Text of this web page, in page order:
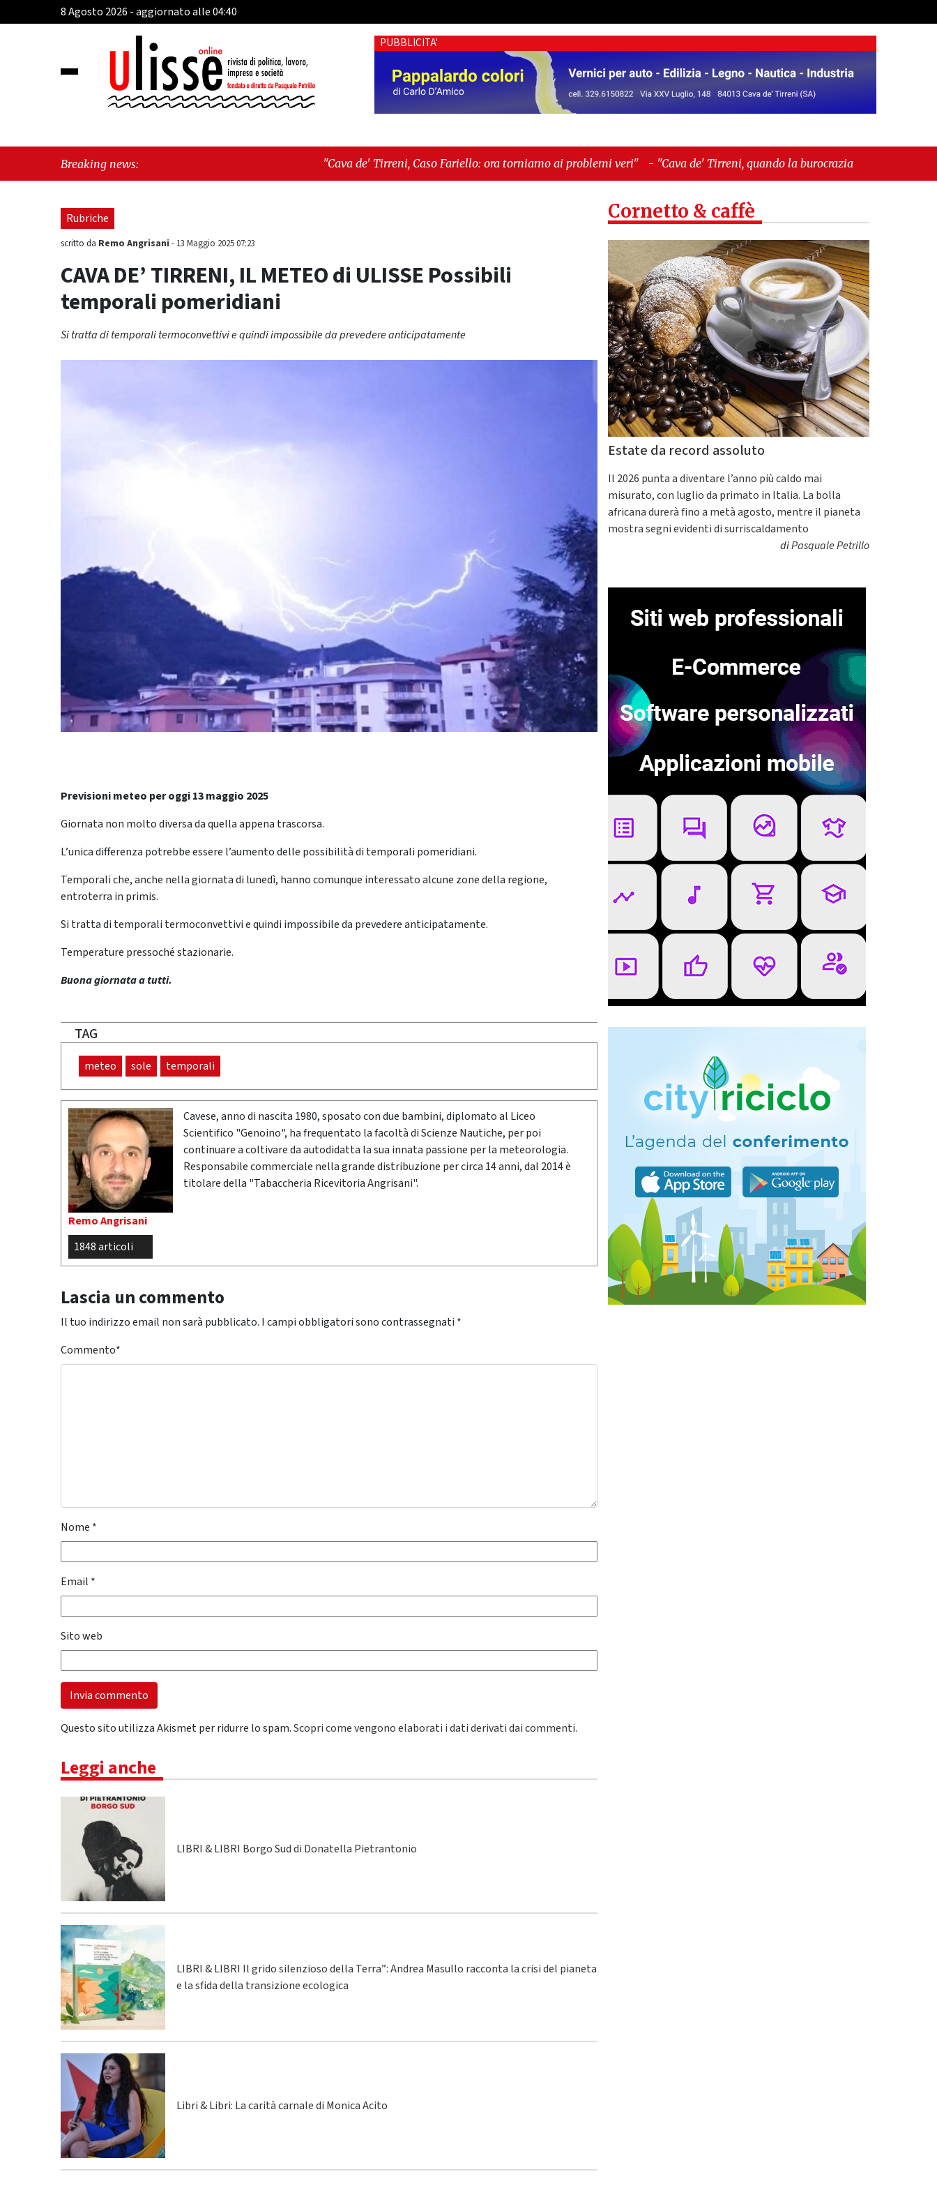
8 Agosto 2026 - aggiornato alle 04:40
PUBBLICITA'
Breaking news: "Cava de' Tirreni, Caso Fariello: ora torniamo ai problemi veri" -"Cava de' Tirreni, quando la burocrazia dimentica perché esiste"
Rubriche
scritto da Remo Angrisani - 13 Maggio 2025 07:23
CAVA DE’ TIRRENI, IL METEO di ULISSE Possibili
temporali pomeridiani
Si tratta di temporali termoconvettivi e quindi impossibile da prevedere anticipatamente
Previsioni meteo per oggi 13 maggio 2025
Giornata non molto diversa da quella appena trascorsa.
L’unica differenza potrebbe essere l’aumento delle possibilità di temporali pomeridiani.
Temporali che, anche nella giornata di lunedì, hanno comunque interessato alcune zone della regione,
entroterra in primis.
Si tratta di temporali termoconvettivi e quindi impossibile da prevedere anticipatamente.
Temperature pressoché stazionarie.
Buona giornata a tutti.
TAG
meteo sole temporali
Remo Angrisani
1848 articoli
Cavese, anno di nascita 1980, sposato con due bambini, diplomato al Liceo
Scientifico "Genoino", ha frequentato la facoltà di Scienze Nautiche, per poi
continuare a coltivare da autodidatta la sua innata passione per la meteorologia.
Responsabile commerciale nella grande distribuzione per circa 14 anni, dal 2014 è
titolare della "Tabaccheria Ricevitoria Angrisani".
Lascia un commento
Il tuo indirizzo email non sarà pubblicato. I campi obbligatori sono contrassegnati *
Commento*
Nome *
Email *
Sito web
Questo sito utilizza Akismet per ridurre lo spam.Scopri come vengono elaborati i dati derivati dai commenti.
Leggi anche
LIBRI & LIBRI Borgo Sud di Donatella Pietrantonio
LIBRI & LIBRI Il grido silenzioso della Terra”: Andrea Masullo racconta la crisi del pianeta
e la sfida della transizione ecologica
Libri & Libri: La carità carnale di Monica Acito
Cornetto & caffè
Estate da record assoluto
Il 2026 punta a diventare l’anno più caldo mai
misurato, con luglio da primato in Italia. La bolla
africana durerà fino a metà agosto, mentre il pianeta
mostra segni evidenti di surriscaldamento
diPasquale Petrillo